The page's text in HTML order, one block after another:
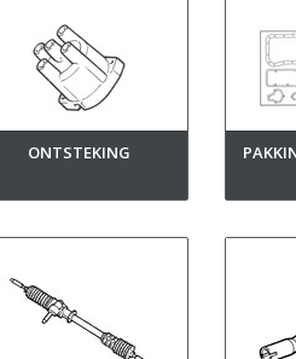
ONTSTEKING